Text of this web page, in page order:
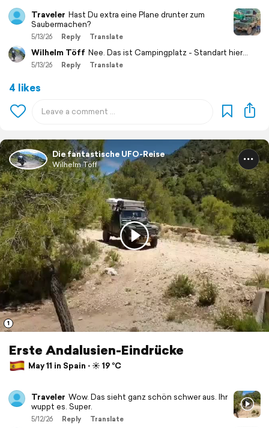
Traveler Hast Du extra eine Plane drunter zum
Saubermachen?
5/13/26 Reply Translate
Wilhelm Töff Nee. Das ist Campingplatz - Standart hier...
5/13/26 Reply Translate
4 likes
Die fantastische UFO-Reise
Wilhelm Töff
1
Erste Andalusien-Eindrücke
May 11 in Spain ⋅ ☀️ 19 °C
Traveler Wow. Das sieht ganz schön schwer aus. Ihr
wuppt es. Super.
5/12/26 Reply Translate